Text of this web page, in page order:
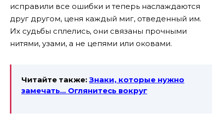
исправили все ошибки и теперь наслаждаются
друг другом, ценя каждый миг, отведенный им.
Их судьбы сплелись, они связаны прочными
нитями, узами, а не цепями или оковами.
Читайте также: Знаки, которые нужно
замечать… Оглянитесь вокруг